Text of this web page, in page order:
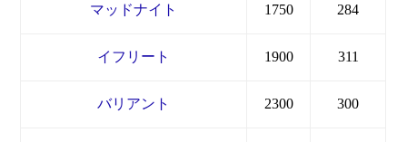
マッドナイト 1750 284
イフリート 1900 311
バリアント 2300 300